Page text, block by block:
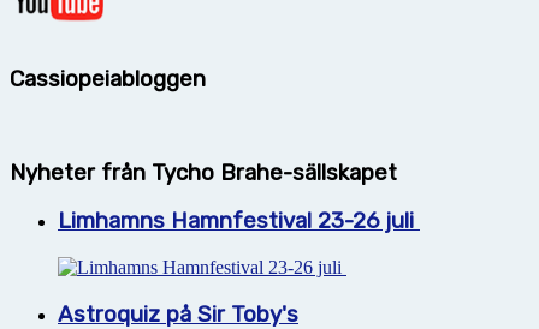
Cassiopeiabloggen
Nyheter från Tycho Brahe-sällskapet
Limhamns Hamnfestival 23-26 juli
Astroquiz på Sir Toby's